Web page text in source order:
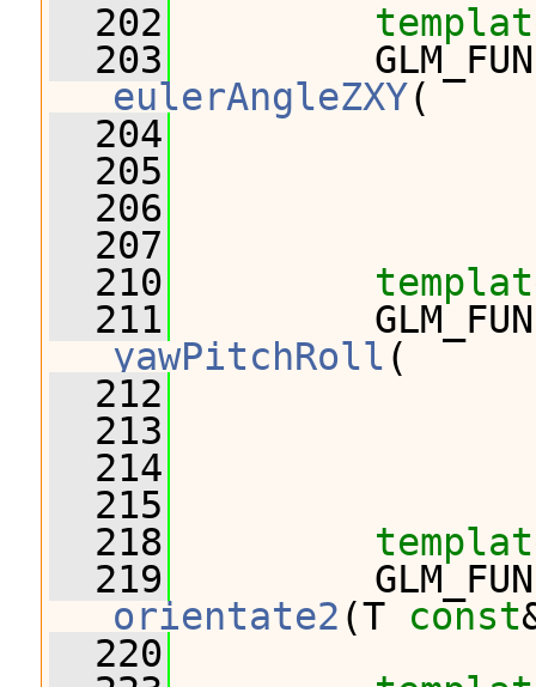
  202
  203
eulerAngleZXY(
  204
  205
  206
  207
  210
  211
yawPitchRoll (
  212
  213
  214
  215
  218
  219
orientate2 (T const
  220